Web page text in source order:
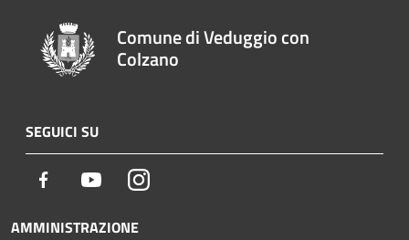
Comune di Veduggio con
Colzano
SEGUICI SU
Facebook YoutubeInstagram
AMMINISTRAZIONE